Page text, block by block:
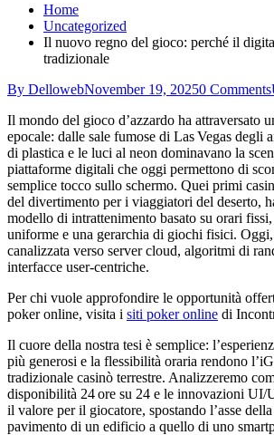
Home
Uncategorized
Il nuovo regno del gioco: perché il
tradizionale
By DellowebNovember 19, 20250 Comments
Il mondo del gioco d’azzardo ha attraversato
epocale: dalle sale fumose di Las Vegas degli
di plastica e le luci al neon dominavano la
piattaforme digitali che oggi permettono di
semplice tocco sullo schermo. Quei primi
del divertimento per i viaggiatori del deserto,
modello di intrattenimento basato su orari
uniforme e una gerarchia di giochi fisici. Oggi,
canalizzata verso server cloud, algoritmi di
interfacce user‑centriche.
Per chi vuole approfondire le opportunità
poker online, visita i siti poker online di
Il cuore della nostra tesi è semplice:
più generosi e la flessibilità oraria rendono
tradizionale casinò terrestre. Analizzeremo
disponibilità 24 ore su 24 e le innovazioni UI/
il valore per il giocatore, spostando l’asse
pavimento di un edificio a quello di uno